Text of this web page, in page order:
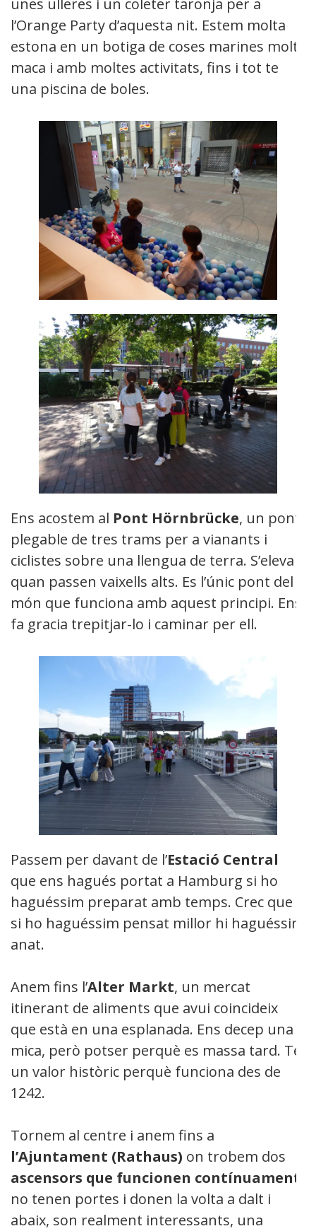
l’Orange Party d’aquesta nit. Estem molta
estona en un botiga de coses marines molt
maca i amb moltes activitats, fins i tot te
una piscina de boles.
Ens acostem al Pont Hörnbrücke, un pont
plegable de tres trams per a vianants i
ciclistes sobre una llengua de terra. S’eleva
quan passen vaixells alts. Es l’únic pont del
món que funciona amb aquest principi. Ens
fa gracia trepitjar-lo i caminar per ell.
Passem per davant de l’Estació Central
que ens hagués portat a Hamburg si ho
haguéssim preparat amb temps. Crec que
si ho haguéssim pensat millor hi haguéssim
anat.
Anem fins l’Alter Markt, un mercat
itinerant de aliments que avui coincideix
que està en una esplanada. Ens decep una
mica, però potser perquè es massa tard. Te
un valor històric perquè funciona des de
1242.
Tornem al centre i anem fins a
l’Ajuntament (Rathaus) on trobem dos
ascensors que funcionen contínuament
no tenen portes i donen la volta a dalt i
abaix, son realment interessants, una